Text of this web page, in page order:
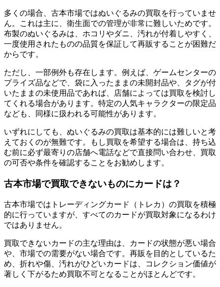
多くの場合、古本市場ではぬいぐるみの買取を行っていませ
ん。これは主に、衛生面での管理が非常に難しいためです。
布製のぬいぐるみは、ホコリやダニ、汚れが付着しやすく、
一度使用されたものの品質を保証して再販することが困難だ
からです。
ただし、一部例外も存在します。例えば、ゲームセンターの
プライズ品などで、袋に入ったままの未開封品や、タグが付
いたままの未使用品であれば、店舗によっては買取を検討し
てくれる場合があります。特定の人気キャラクターの限定品
なども、同様に扱われる可能性があります。
いずれにしても、ぬいぐるみの買取は基本的には難しいと考
えておくのが無難です。もし買取を希望する場合は、持ち込
む前に必ず最寄りの店舗へ電話などで直接問い合わせ、買取
の可否や条件を確認することをお勧めします。
古本市場で買取できないものにカードは？
古本市場ではトレーディングカード（トレカ）の買取を積極
的に行っていますが、すべてのカードが買取対象になるわけ
ではありません。
買取できないカードの主な理由は、カードの状態が悪い場合
や、市場での需要がない場合です。再販を目的としているた
め、折れや傷、汚れがひどいカードは、コレクション価値が
著しく下がるため買取不可となることがほとんどです。